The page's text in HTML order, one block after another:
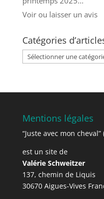
Voir ou laisser un avis
Catégories
Catégories
Mentions légales
“Juste avec mon cheval”
est un site de
Valérie Schweitzer
137, chemin de Liquis
30670 Aigues-Vives